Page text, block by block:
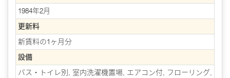
1984年2月
更新料
新賃料の1ヶ月分
設備
バス・トイレ別, 室内洗濯機置場, エアコン付, フローリング,